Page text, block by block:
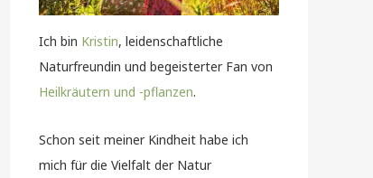
Ich bin Kristin, leidenschaftliche
Naturfreundin und begeisterter Fan von
Heilkräutern und -pflanzen.
Schon seit meiner Kindheit habe ich
mich für die Vielfalt der Natur